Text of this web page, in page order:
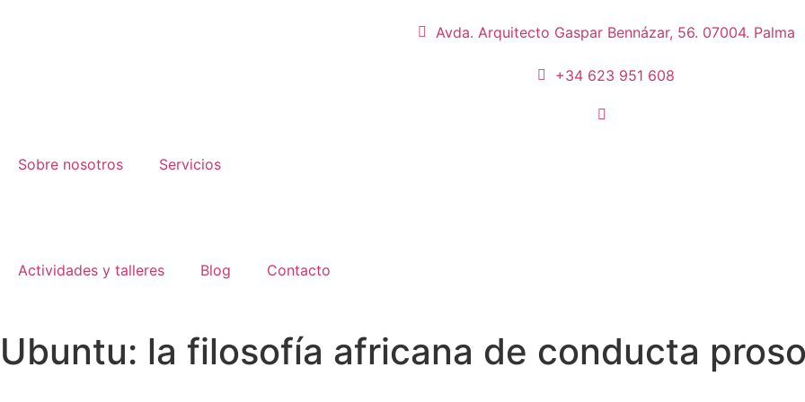
Avda. Arquitecto Gaspar Bennázar, 56. 07004. Palma
+34 623 951 608
Sobre nosotros Servicios
Actividades y talleres Blog Contacto
Ubuntu: la filosofía africana de conducta